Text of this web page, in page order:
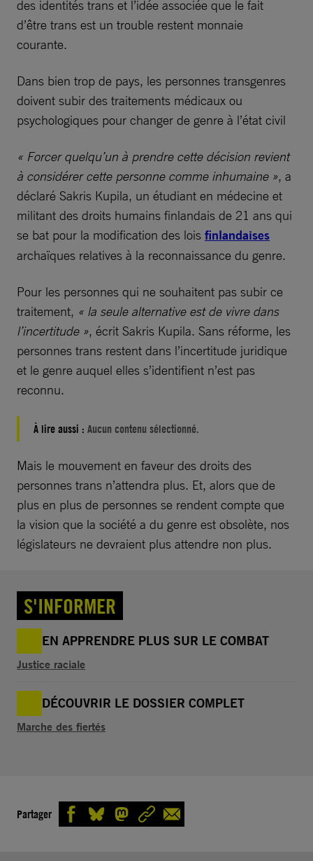
des identités trans et l’idée associée que le fait
d’être trans est un trouble restent monnaie
courante.
Dans bien trop de pays, les personnes transgenres
doivent subir des traitements médicaux ou
psychologiques pour changer de genre à l’état civil
« Forcer quelqu’un à prendre cette décision revient
à considérer cette personne comme inhumaine », a
déclaré Sakris Kupila, un étudiant en médecine et
militant des droits humains finlandais de 21 ans qui
se bat pour la modification des lois finlandaises
archaïques relatives à la reconnaissance du genre.
Pour les personnes qui ne souhaitent pas subir ce
traitement, « la seule alternative est de vivre dans
l’incertitude », écrit Sakris Kupila. Sans réforme, les
personnes trans restent dans l’incertitude juridique
et le genre auquel elles s’identifient n’est pas
reconnu.
À lire aussi : Aucun contenu sélectionné.
Mais le mouvement en faveur des droits des
personnes trans n’attendra plus. Et, alors que de
plus en plus de personnes se rendent compte que
la vision que la société a du genre est obsolète, nos
législateurs ne devraient plus attendre non plus.
S'INFORMER
EN APPRENDRE PLUS SUR LE COMBAT
Justice raciale
DÉCOUVRIR LE DOSSIER COMPLET
Marche des fiertés
Partager